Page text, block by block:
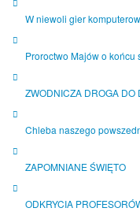
W niewoli gier
Proroctwo Majów o końcu
ZWODNICZA DROGA DO
Chleba naszego
ZAPOMNIANE ŚWIĘTO
ODKRYCIA